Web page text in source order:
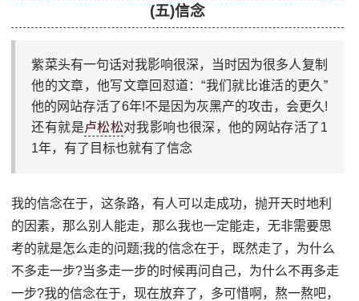
(五)信念
紫菜头有一句话对我影响很深，当时因为很多人复制
他的文章，他写文章回怼道：“我们就比谁活的更久”
他的网站存活了6年!不是因为灰黑产的攻击，会更久!
还有就是卢松松对我影响也很深，他的网站存活了1
1年，有了目标也就有了信念
我的信念在于，这条路，有人可以走成功，抛开天时地利
的因素，那么别人能走，那么我也一定能走，无非需要思
考的就是怎么走的问题;我的信念在于，既然走了，为什么
不多走一步?当多走一步的时候再问自己，为什么不再多走
一步?我的信念在于，现在放弃了，多可惜啊，熬一熬吧，